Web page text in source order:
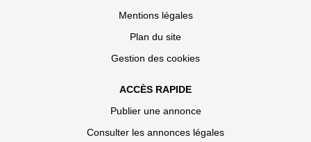
Mentions légales
Plan du site
Gestion des cookies
ACCÈS RAPIDE
Publier une annonce
Consulter les annonces légales